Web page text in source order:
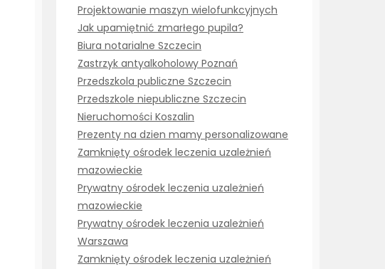
Projektowanie maszyn wielofunkcyjnych
Jak upamiętnić zmarłego pupila?
Biura notarialne Szczecin
Zastrzyk antyalkoholowy Poznań
Przedszkola publiczne Szczecin
Przedszkole niepubliczne Szczecin
Nieruchomości Koszalin
Prezenty na dzien mamy personalizowane
Zamknięty ośrodek leczenia uzależnień
mazowieckie
Prywatny ośrodek leczenia uzależnień
mazowieckie
Prywatny ośrodek leczenia uzależnień
Warszawa
Zamknięty ośrodek leczenia uzależnień